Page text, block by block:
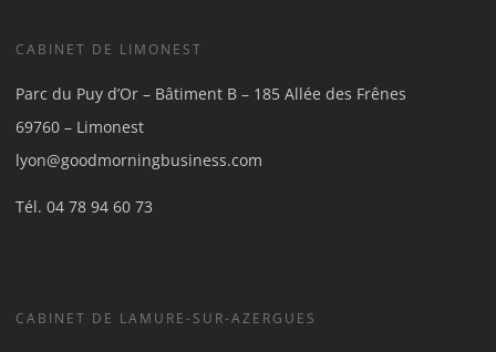
CABINET DE LIMONEST
Parc du Puy d’Or – Bâtiment B – 185 Allée des Frênes
69760 – Limonest
lyon@goodmorningbusiness.com
Tél.04 78 94 60 73
CABINET DE LAMURE-SUR-AZERGUES